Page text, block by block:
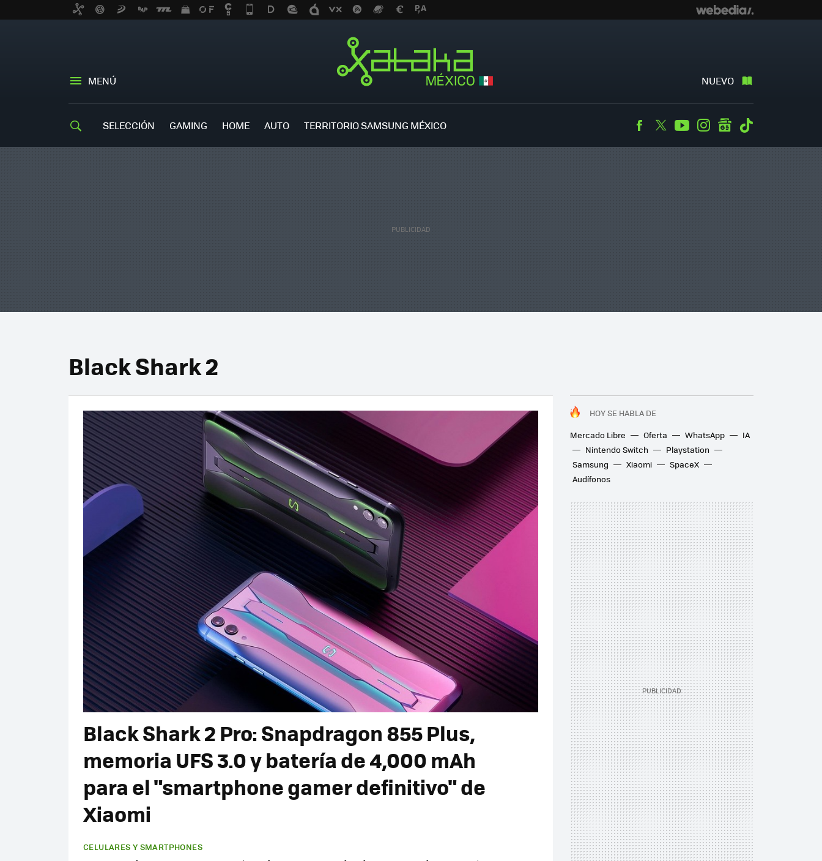
MENÚ NUEVO
SELECCIÓN GAMING HOME AUTO TERRITORIO SAMSUNG MÉXICO Facebook
TwitterYoutubeInstagramgooglenews
Black Shark 2
HOY SE HABLA DE
Mercado Libre
Oferta WhatsApp
IA
Nintendo Switch
Playstation
Samsung
Xiaomi
SpaceX
Audífonos
Black Shark 2 Pro: Snapdragon 855 Plus,
memoria UFS 3.0 y batería de 4,000 mAh
para el "smartphone gamer definitivo" de
Xiaomi
CELULARES Y SMARTPHONES